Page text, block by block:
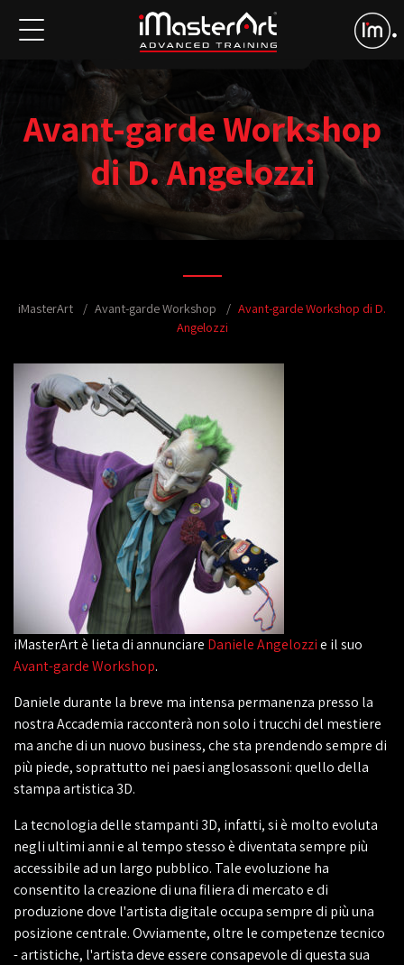
Avant-garde Workshop
di D. Angelozzi
iMasterArt Avant-garde Workshop
Avant-garde Workshop di D.
Angelozzi
iMasterArt è lieta di annunciare Daniele Angelozzie il suo
Avant-garde Workshop.
Daniele durante la breve ma intensa permanenza presso la
nostra Accademia racconterà non solo i trucchi del mestiere
ma anche di un nuovo business, che sta prendendo sempre di
più piede, soprattutto nei paesi anglosassoni: quello della
stampa artistica 3D.
La tecnologia delle stampanti 3D, infatti, si è molto evoluta
negli ultimi anni e al tempo stesso è diventata sempre più
accessibile ad un largo pubblico. Tale evoluzione ha
consentito la creazione di una filiera di mercato e di
produzione dove l'artista digitale occupa sempre di più una
posizione centrale. Ovviamente, oltre le competenze tecnico
- artistiche, l'artista deve essere consapevole di questa sua